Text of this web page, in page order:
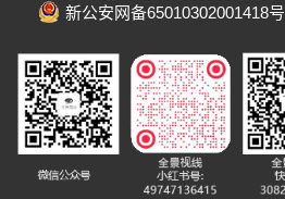
新公安网备65010302001418号